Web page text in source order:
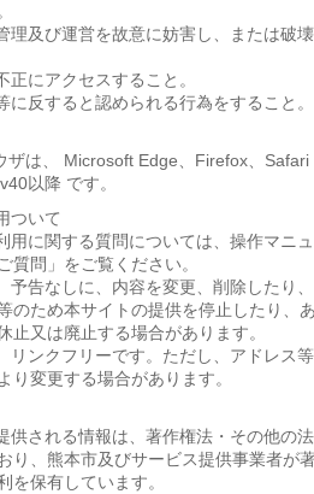
及び運営を故意に妨害し、または破
にアクセスすること。
反すると認められる行為をすること。
ザは、 Microsoft Edge、Firefox、Safari
以降 です。
ついて
に関する質問については、操作マニ
質問」をご覧ください。
告なしに、内容を変更、削除したり
のため本サイトの提供を停止したり、
止又は廃止する場合があります。
ンクフリーです。ただし、アドレス
り変更する場合があります。
される情報は、著作権法・その他の
り、熊本市及びサービス提供事業者が
を保有しています。